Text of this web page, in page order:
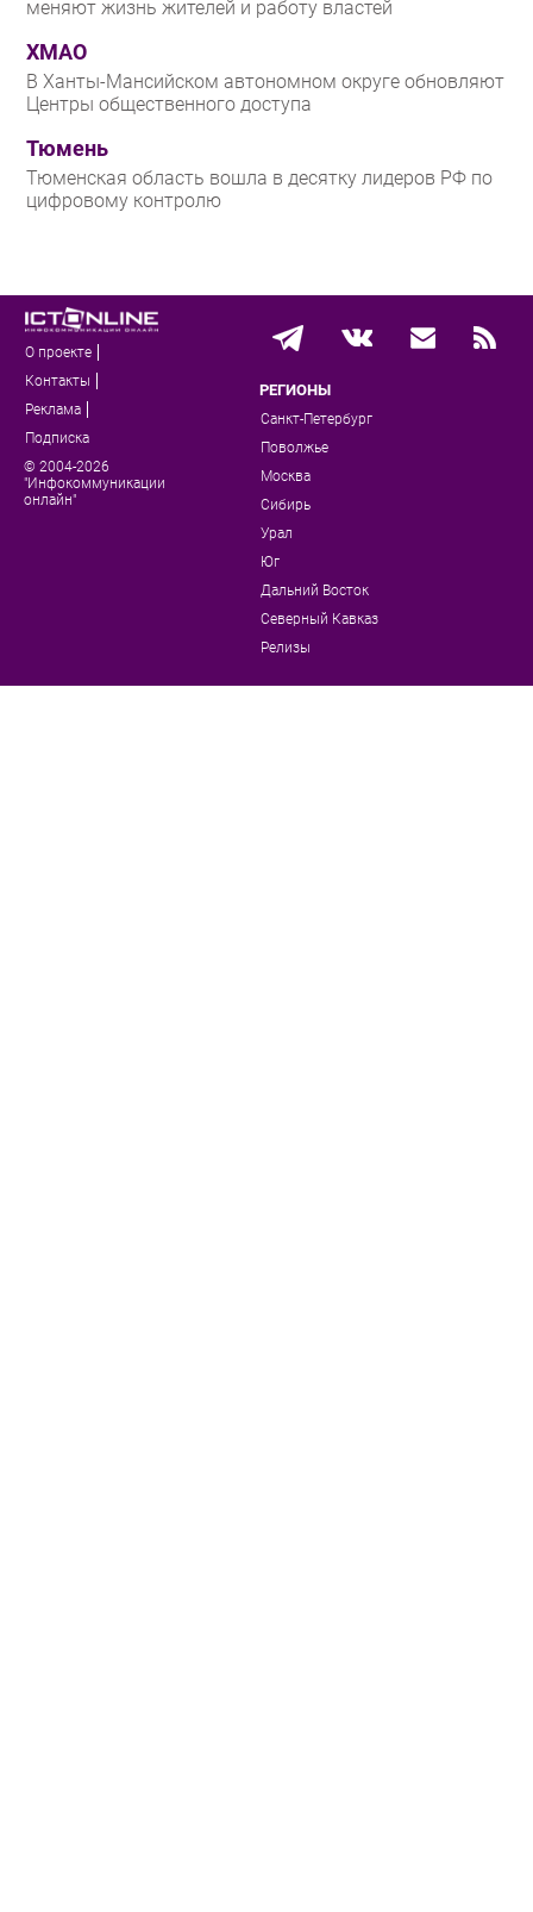
меняют жизнь жителей и работу властей
ХМАО
В Ханты-Мансийском автономном округе обновляют
Центры общественного доступа
Тюмень
Тюменская область вошла в десятку лидеров РФ по
цифровому контролю
О проекте
Контакты
Реклама
Подписка
© 2004-2026
"Инфокоммуникации
онлайн"
РЕГИОНЫ
Санкт-Петербург
Поволжье
Москва
Сибирь
Урал
Юг
Дальний Восток
Северный Кавказ
Релизы